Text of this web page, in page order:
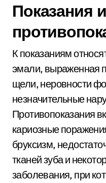
Показания и
К показаниям
эмали, выраженная
щели, неровности
незначительные
Противопоказания
кариозные
бруксизм,
тканей зуба и
заболевания, при